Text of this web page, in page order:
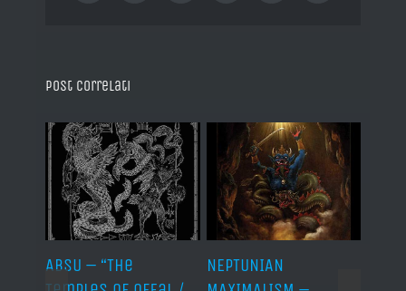
Post correlati
ABSU – “The
NEPTUNIAN